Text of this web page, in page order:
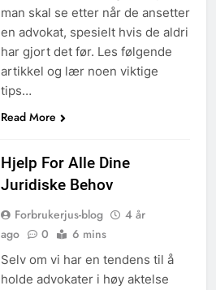
man skal se etter når de ansetter
en advokat, spesielt hvis de aldri
har gjort det før. Les følgende
artikkel og lær noen viktige
tips…
Read More
Hjelp For Alle Dine
Juridiske Behov
Forbrukerjus-blog
4 år
ago
0 6 mins
Selv om vi har en tendens til å
holde advokater i høy aktelse